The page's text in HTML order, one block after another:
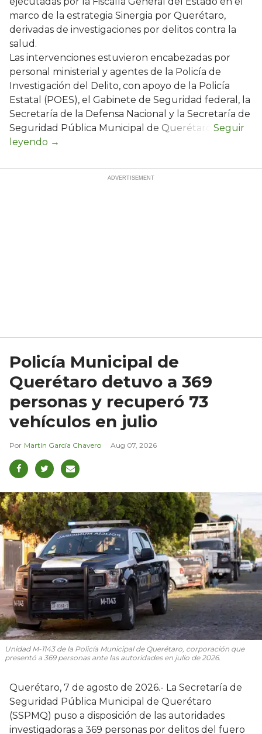
marco de la estrategia Sinergia por Querétaro,
derivadas de investigaciones por delitos contra la
salud.
Las intervenciones estuvieron encabezadas por
personal ministerial y agentes de la Policía de
Investigación del Delito, con apoyo de la Policía
Estatal (POES), el Gabinete de Seguridad federal, la
Secretaría de la Defensa Nacional y la Secretaría de
Seguridad Pública Municipal de Querétaro.
Policía Municipal de
Querétaro detuvo a 369
personas y recuperó 73
vehículos en julio
Martín García Chavero Aug 07, 2026
Unidad M-1143 de la Policía Municipal de Querétaro, corporación que
presentó a 369 personas ante las autoridades en julio de 2026.
Querétaro, 7 de agosto de 2026.- La Secretaría de
Seguridad Pública Municipal de Querétaro
(SSPMQ) puso a disposición de las autoridades
investigadoras a 369 personas por delitos del fuero